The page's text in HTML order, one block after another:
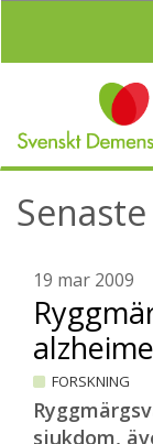
l
19 mar 2009
FORSKNING
sjukdom,